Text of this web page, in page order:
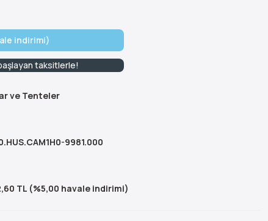
indirimi)
taksitlerle!
ve Tenteler
9981.000
TL (%5,00 havale indirimi)